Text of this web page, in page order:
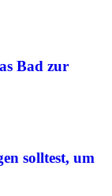
Bad zur
solltest, um